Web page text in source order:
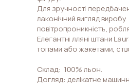
Для зручності
лаконічний вигляд
повітропроникність,
Елегантні лляні штани
топами або жакетами,
Склад: 100% льон.
Догляд: делікатне